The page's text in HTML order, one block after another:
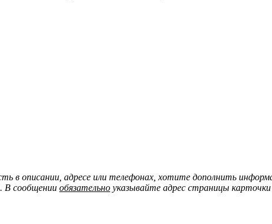
в описании, адресе или телефонах, хотите дополнить
В сообщении обязательно указывайте адрес страницы